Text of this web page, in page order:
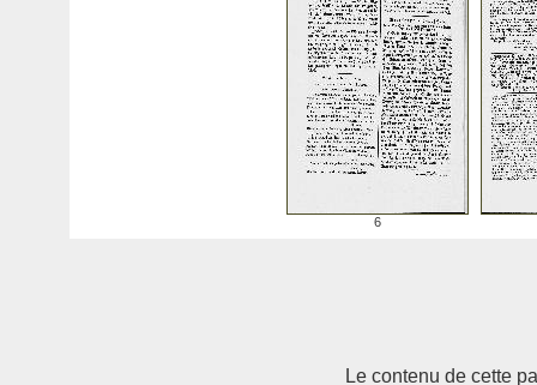
6
Le contenu de cette